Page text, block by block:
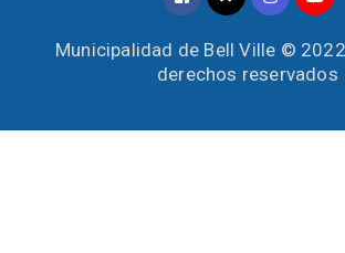
Municipalidad de Bell Ville ©
derechos reservados